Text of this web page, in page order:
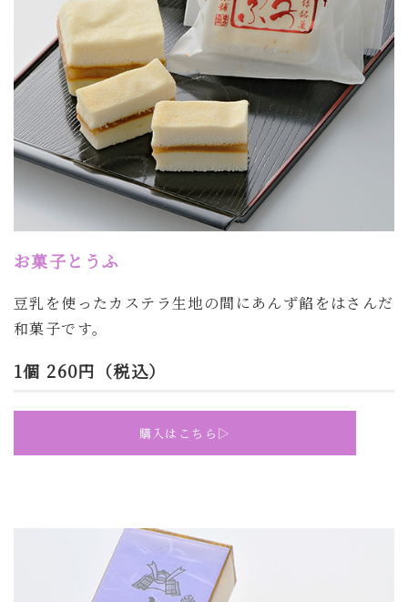
お菓子とうふ
豆乳を使ったカステラ生地の間にあんず餡をはさんだ
和菓子です。
1個 260円（税込）
購入はこちら▷